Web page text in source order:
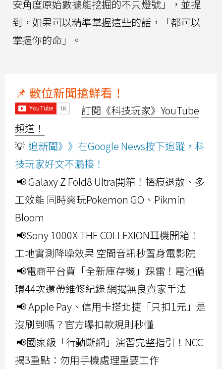
安角度原始數據能挖掘的不只燈號」，並提
到，如果可以精準掌握這些的話，「都可以
掌握你的命」。
📌 數位新聞搶鮮看！
訂閱《科技玩家》YouTube
頻道！
💡 追新聞》》在Google News按下追蹤，科
技玩家好文不漏接！
📢 Galaxy Z Fold8 Ultra開箱！摺痕退散、多
工效能 同時爽玩Pokemon GO、Pikmin
Bloom
📢Sony 1000X THE COLLEXION耳機開箱！
工地實測降噪效果 空間音訊秒置身電影院
📢電商平台買「全新庫存機」踩雷！電池循
環44次還帶維修紀錄 網揭無良賣家手法
📢 Apple Pay、信用卡搭北捷「只扣1元」是
沒刷到嗎？官方曝扣款規則秒懂
📢國家級「行動斷網」演習完整指引！NCC
揭3重點：勿用手機處理重要工作